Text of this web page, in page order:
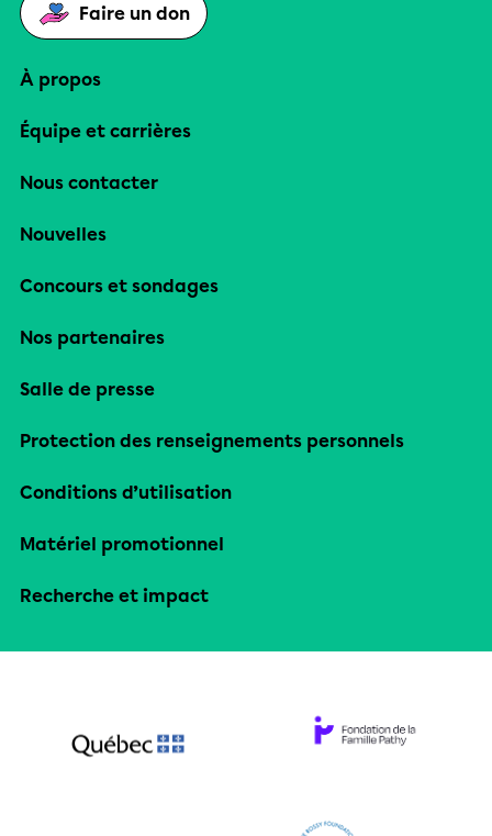
Faire un don
À propos
Équipe et carrières
Nous contacter
Nouvelles
Concours et sondages
Nos partenaires
Salle de presse
Protection des renseignements personnels
Conditions d’utilisation
Matériel promotionnel
Recherche et impact